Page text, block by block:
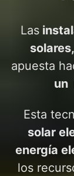
Las
solares,
apuesta
un
Esta
solar
energía
los